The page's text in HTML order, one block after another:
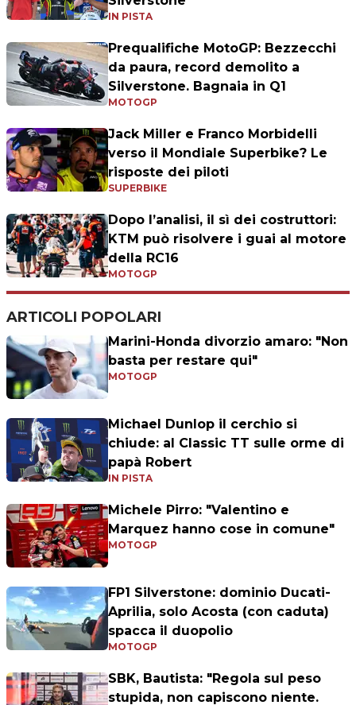
IN PISTA
Prequalifiche MotoGP: Bezzecchi
da paura, record demolito a
Silverstone. Bagnaia in Q1
MOTOGP
Jack Miller e Franco Morbidelli
verso il Mondiale Superbike? Le
risposte dei piloti
SUPERBIKE
Dopo l’analisi, il sì dei costruttori:
KTM può risolvere i guai al motore
della RC16
MOTOGP
ARTICOLI POPOLARI
Marini-Honda divorzio amaro: "Non
basta per restare qui"
MOTOGP
Michael Dunlop il cerchio si
chiude: al Classic TT sulle orme di
papà Robert
IN PISTA
Michele Pirro: "Valentino e
Marquez hanno cose in comune"
MOTOGP
FP1 Silverstone: dominio Ducati-
Aprilia, solo Acosta (con caduta)
spacca il duopolio
MOTOGP
SBK, Bautista: "Regola sul peso
stupida, non capiscono niente.